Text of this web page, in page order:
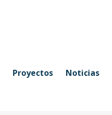
Proyectos Noticias